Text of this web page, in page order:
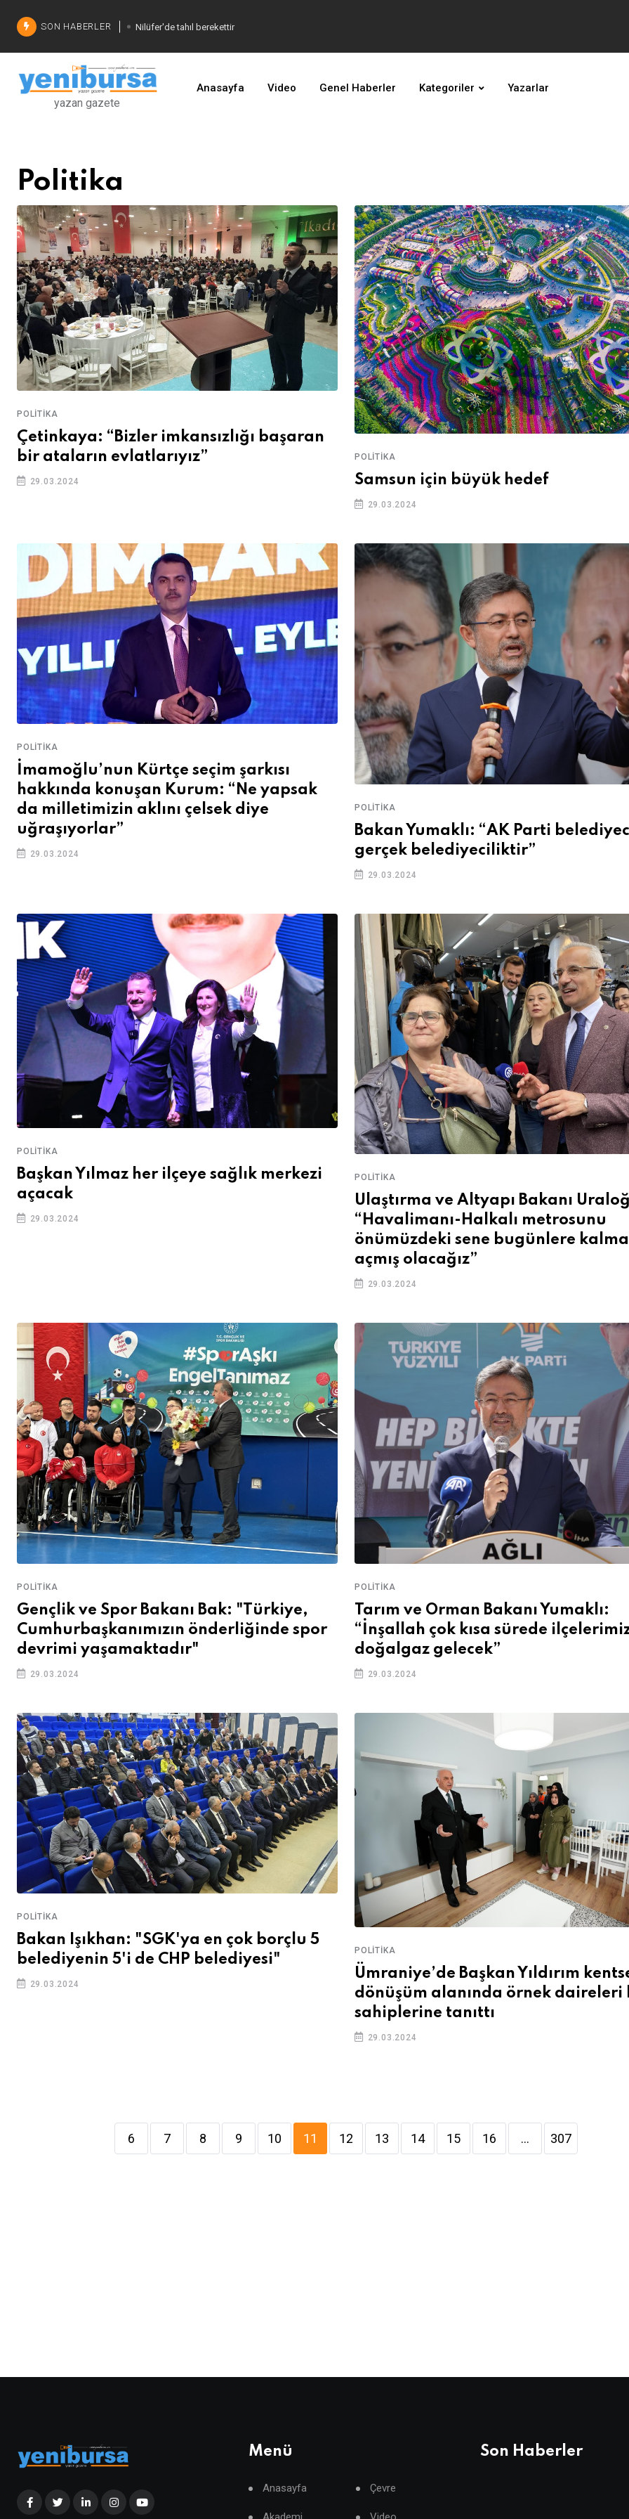
SON HABERLER Nilüfer'de tahıl berekettir
Şadi Özdemir'den çözüm
İşinizi geliştirin
yazan gazete
Anasayfa Video Genel Haberler Kategoriler Yazarlar
Politika
POLITIKA
Çetinkaya: “Bizler imkansızlığı başaran
bir ataların evlatlarıyız”
29.03.2024
POLITIKA
Samsun için büyük hedef
29.03.2024
POLITIKA
İmamoğlu’nun Kürtçe seçim şarkısı
hakkında konuşan Kurum: “Ne yapsak
da milletimizin aklını çelsek diye
uğraşıyorlar”
29.03.2024
POLITIKA
Bakan Yumaklı: “AK Parti
gerçek belediyeciliktir”
29.03.2024
POLITIKA
Başkan Yılmaz her ilçeye sağlık merkezi
açacak
29.03.2024
POLITIKA
Ulaştırma ve Altyapı Bakanı
“Havalimanı-Halkalı metrosunu
önümüzdeki sene bugünlere
açmış olacağız”
29.03.2024
POLITIKA
Gençlik ve Spor Bakanı Bak: "Türkiye,
Cumhurbaşkanımızın önderliğinde spor
devrimi yaşamaktadır"
29.03.2024
POLITIKA
Tarım ve Orman Bakanı Yumaklı:
“İnşallah çok kısa sürede
doğalgaz gelecek”
29.03.2024
POLITIKA
Bakan Işıkhan: "SGK'ya en çok borçlu 5
belediyenin 5'i de CHP belediyesi"
29.03.2024
POLITIKA
Ümraniye’de Başkan Yıldırım
dönüşüm alanında örnek daireleri
sahiplerine tanıttı
29.03.2024
6 7 8 9 10 11 12 13 14 15 16 ... 307
Menü
Anasayfa Çevre
Son Haberler